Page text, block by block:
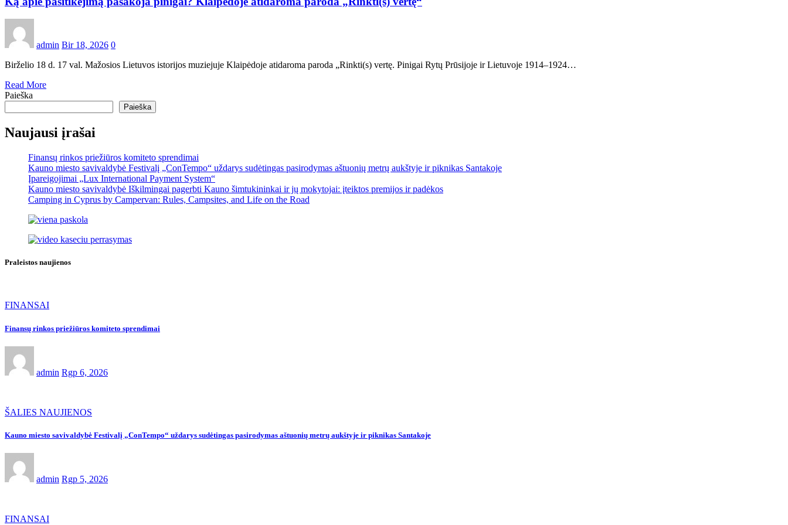
admin Bir 18, 2026 0
Birželio 18 d. 17 val. Mažosios Lietuvos istorijos muziejuje Klaipėdoje atidaroma paroda „Rinkti(s) vertę. Pinigai Rytų Prūsijoje ir Lietuvoje 1914–1924…
Read More
Paieška
Paieška
Naujausi įrašai
Finansų rinkos priežiūros komiteto sprendimai
Kauno miesto savivaldybė Festivalį „ConTempo“ uždarys sudėtingas pasirodymas aštuonių metrų aukštyje ir piknikas Santakoje
Įpareigojimai „Lux International Payment System“
Kauno miesto savivaldybė Iškilmingai pagerbti Kauno šimtukininkai ir jų mokytojai: įteiktos premijos ir padėkos
Camping in Cyprus by Campervan: Rules, Campsites, and Life on the Road
Praleistos naujienos
FINANSAI
Finansų rinkos priežiūros komiteto sprendimai
admin Rgp 6, 2026
ŠALIES NAUJIENOS
Kauno miesto savivaldybė Festivalį „ConTempo“ uždarys sudėtingas pasirodymas aštuonių metrų aukštyje ir piknikas Santakoje
admin Rgp 5, 2026
FINANSAI